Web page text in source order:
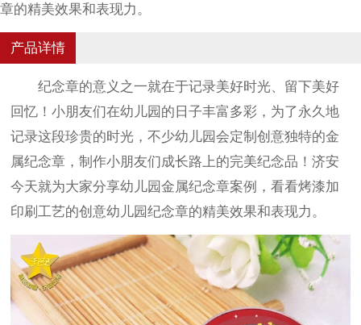
章的精美效果和表现力。
产品详情
纪念章的意义之一就在于记录美好时光、留下美好
回忆！小朋友们在幼儿园的日子丰富多彩，为了永久地
记录这段珍贵的时光，不少幼儿园会定制创意独特的金
属纪念章，制作小朋友们成长路上的完美纪念品！济安
今天就为大家分享幼儿园金属纪念章案例，看看烤漆加
印刷工艺的创意幼儿园纪念章的精美效果和表现力。